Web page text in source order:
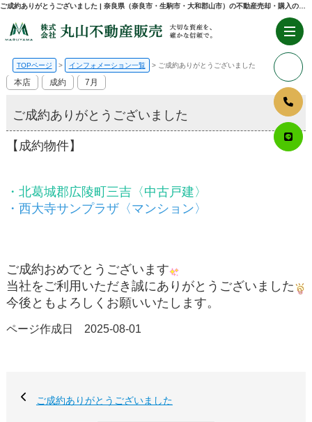
TOPページ インフォメーション一覧 ご成約ありがとうございました
本店 成約 7月
ご成約ありがとうございました
【成約物件】
・北葛城郡広陵町三吉〈中古戸建〉
・西大寺サンプラザ〈マンション〉
ご成約おめでとうございます
当社をご利用いただき誠にありがとうございました
今後ともよろしくお願いいたします。
ページ作成日 2025-08-01
ご成約ありがとうございました